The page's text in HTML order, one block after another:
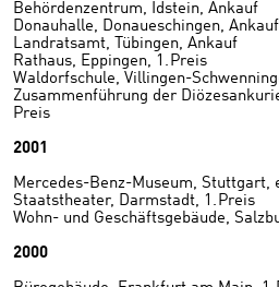
Behördenzentrum, Idstein, Ankauf
Donauhalle, Donaueschingen, Ankauf
Landratsamt, Tübingen, Ankauf
Rathaus, Eppingen, 1. Preis
Waldorfschule, Villingen-
Zusammenführung der
Preis
2001
Mercedes-Benz-Museum, Stuttgart,
Staatstheater, Darmstadt, 1. Preis
Wohn- und Geschäftsgebäude,
2000